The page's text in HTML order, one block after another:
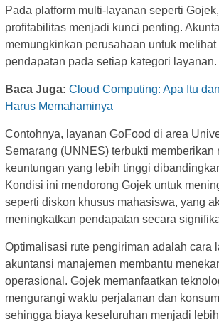
Pada platform multi-layanan seperti
profitabilitas menjadi kunci penting.
memungkinkan perusahaan untuk melihat
pendapatan pada setiap kategori layanan.
Baca Juga: Cloud Computing: Apa Itu
Harus Memahaminya
Contohnya, layanan GoFood di area
Semarang (UNNES) terbukti memberikan
keuntungan yang lebih tinggi
Kondisi ini mendorong Gojek untuk
seperti diskon khusus mahasiswa, yang
meningkatkan pendapatan secara
Optimalisasi rute pengiriman adalah cara
akuntansi manajemen membantu
operasional. Gojek memanfaatkan
mengurangi waktu perjalanan dan
sehingga biaya keseluruhan menjadi